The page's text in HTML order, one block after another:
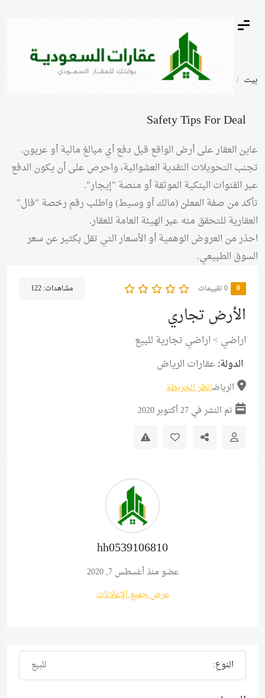
بيت أعلانات مبوبة الأرض تجاري
0 ‫0 تقييمات مشاهدات:122
الأرض تجاري
اراضي> اراضي تجارية للبيع
الدولة: عقارات الرياض
الرياضانظر الخريطة
تم النشر في 27 أكتوبر 2020
hh0539106810
عضو منذ أغسطس 7, 2020
عرض جميع الإعلانات
النوع: للبيع
Safety Tips For Deal
عاين العقار على أرض الواقع قبل دفع أي مبالغ مالية أو عربون.
تجنب التحويلات النقدية العشوائية، واحرص على أن يكون الدفع
عبر القنوات البنكية الموثقة أو منصة "إيجار".
تأكد من صفة المعلن (مالك أو وسيط) واطلب رقم رخصة "فال"
العقارية للتحقق منه عبر الهيئة العامة للعقار.
احذر من العروض الوهمية أو الأسعار التي تقل بكثير عن سعر
السوق الطبيعي.